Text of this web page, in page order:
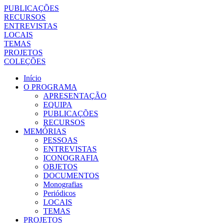
PUBLICAÇÕES
RECURSOS
ENTREVISTAS
LOCAIS
TEMAS
PROJETOS
COLEÇÕES
Início
O PROGRAMA
APRESENTAÇÃO
EQUIPA
PUBLICAÇÕES
RECURSOS
MEMÓRIAS
PESSOAS
ENTREVISTAS
ICONOGRAFIA
OBJETOS
DOCUMENTOS
Monografias
Periódicos
LOCAIS
TEMAS
PROJETOS